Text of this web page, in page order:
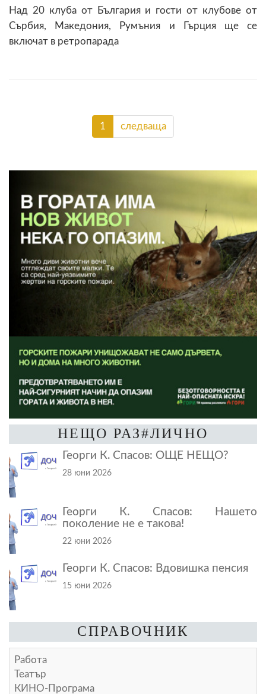
Над 20 клуба от България и гости от клубове от
Сърбия, Македония, Румъния и Гърция ще се
включат в ретропарада
1 следваща
НЕЩО РАЗ#ЛИЧНО
Георги К. Спасов: ОЩЕ НЕЩО?
28 юни 2026
Георги К. Спасов: Нашето
поколение не е такова!
22 юни 2026
Георги К. Спасов: Вдовишка пенсия
15 юни 2026
СПРАВОЧНИК
Работа
Театър
КИНО-Програма